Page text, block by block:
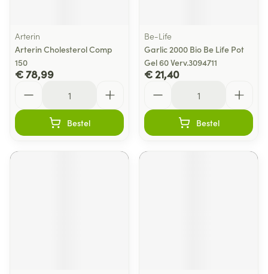
Arterin
Arterin Cholesterol Comp
150
€ 78,99
Bestel
Be-Life
Garlic 2000 Bio Be Life Pot
Gel 60 Verv.3094711
€ 21,40
Bestel